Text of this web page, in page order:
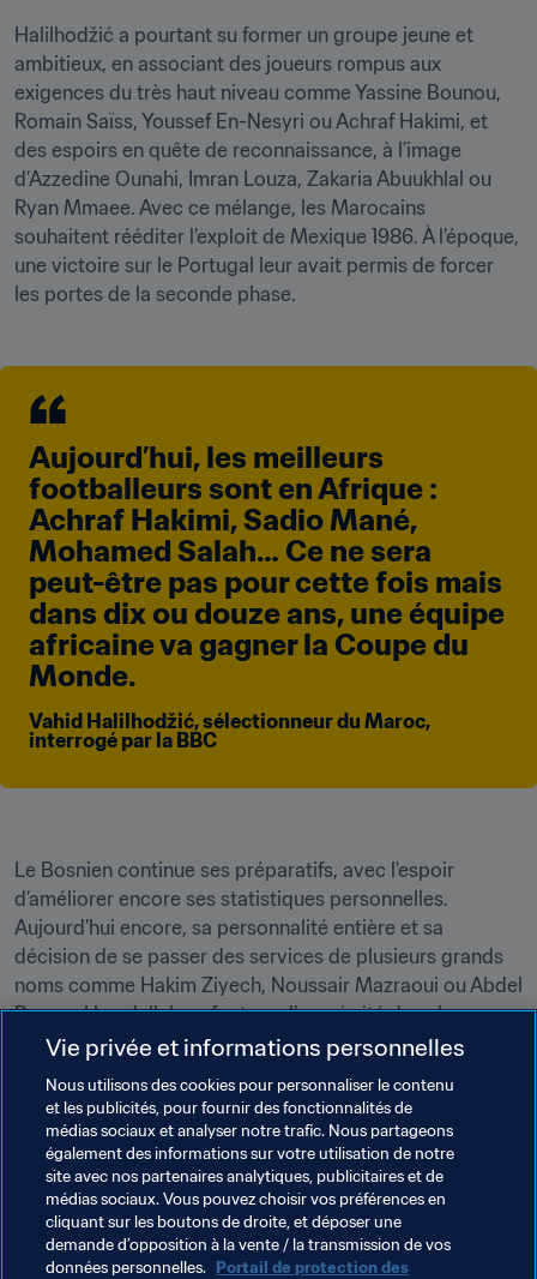
Halilhodžić a pourtant su former un groupe jeune et
ambitieux, en associant des joueurs rompus aux
exigences du très haut niveau comme Yassine Bounou,
Romain Saïss, Youssef En-Nesyri ou Achraf Hakimi, et
des espoirs en quête de reconnaissance, à l’image
d’Azzedine Ounahi, Imran Louza, Zakaria Abuukhlal ou
Ryan Mmaee. Avec ce mélange, les Marocains
souhaitent rééditer l’exploit de Mexique 1986. À l’époque,
une victoire sur le Portugal leur avait permis de forcer
les portes de la seconde phase.
Aujourd’hui, les meilleurs
footballeurs sont en Afrique :
Achraf Hakimi, Sadio Mané,
Mohamed Salah… Ce ne sera
peut-être pas pour cette fois mais
dans dix ou douze ans, une équipe
africaine va gagner la Coupe du
Monde.
Vahid Halilhodžić, sélectionneur du Maroc,
interrogé par la BBC
Le Bosnien continue ses préparatifs, avec l'espoir
d’améliorer encore ses statistiques personnelles.
Aujourd’hui encore, sa personnalité entière et sa
décision de se passer des services de plusieurs grands
noms comme Hakim Ziyech, Noussair Mazraoui ou Abdel
Razzaq Hamdallah ne font pas l’unanimité dans les
tout au long de sa carrière. Et qui a toujours su réaliser
des exploits.
Thèmes en lien
Coupe du Monde de la FIFA, Qatar 2022
Vie privée et informations personnelles
Nous utilisons des cookies pour personnaliser le contenu
et les publicités, pour fournir des fonctionnalités de
médias sociaux et analyser notre trafic. Nous partageons
également des informations sur votre utilisation de notre
site avec nos partenaires analytiques, publicitaires et de
médias sociaux. Vous pouvez choisir vos préférences en
cliquant sur les boutons de droite, et déposer une
demande d’opposition à la vente / la transmission de vos
données personnelles. Portail de protection des